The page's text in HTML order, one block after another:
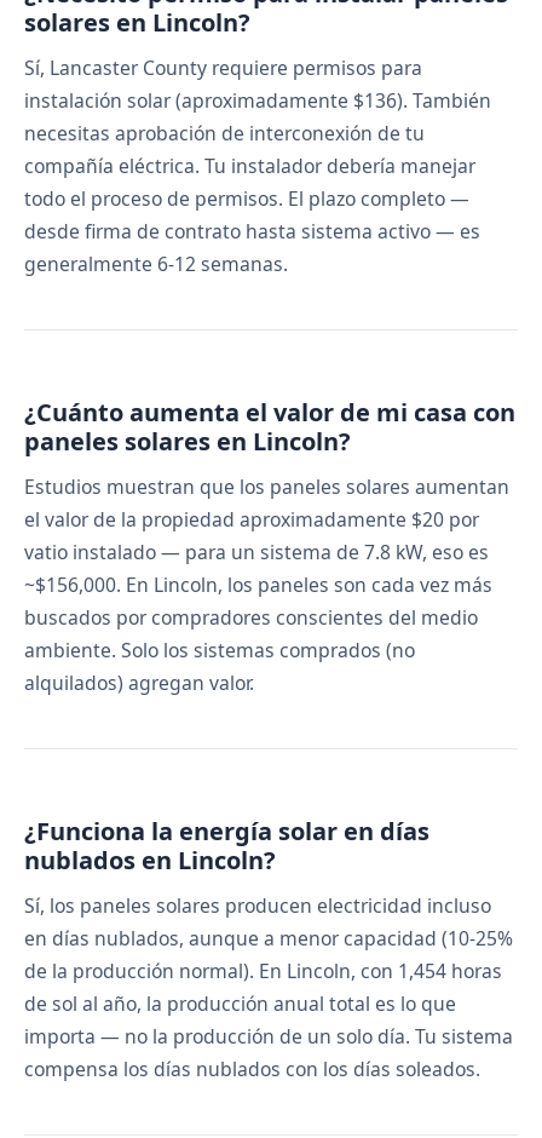
solares en Lincoln?
Sí, Lancaster County requiere permisos para
instalación solar (aproximadamente $136). También
necesitas aprobación de interconexión de tu
compañía eléctrica. Tu instalador debería manejar
todo el proceso de permisos. El plazo completo —
desde firma de contrato hasta sistema activo — es
generalmente 6-12 semanas.
¿Cuánto aumenta el valor de mi casa con
paneles solares en Lincoln?
Estudios muestran que los paneles solares aumentan
el valor de la propiedad aproximadamente $20 por
vatio instalado — para un sistema de 7.8 kW, eso es
~$156,000. En Lincoln, los paneles son cada vez más
buscados por compradores conscientes del medio
ambiente. Solo los sistemas comprados (no
alquilados) agregan valor.
¿Funciona la energía solar en días
nublados en Lincoln?
Sí, los paneles solares producen electricidad incluso
en días nublados, aunque a menor capacidad (10-25%
de la producción normal). En Lincoln, con 1,454 horas
de sol al año, la producción anual total es lo que
importa — no la producción de un solo día. Tu sistema
compensa los días nublados con los días soleados.